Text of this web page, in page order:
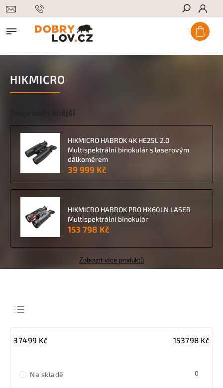
Hledat
HIKMICRO
Nejprodávanější
HIKMICRO HABROK 4K HE25L 2.0
Multispektrální binokulár s laserovým
dálkoměrem
39 999 Kč
HIKMICRO HABROK PRO HX60LN LASER
Multispektrální binokulár
153 798 Kč
Zobrazit více produktů
Nejdražší
Abecedně
37499 Kč 153798 Kč
Na skladě 0